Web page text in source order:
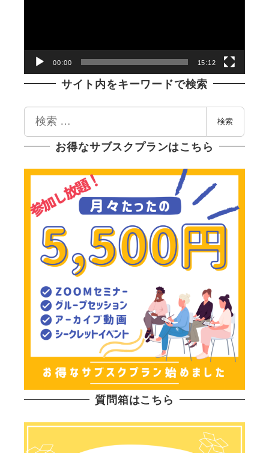
00:00 15:12
サイト内をキーワードで検索
検
検索
お得なサブスクプランはこちら
質問箱はこちら